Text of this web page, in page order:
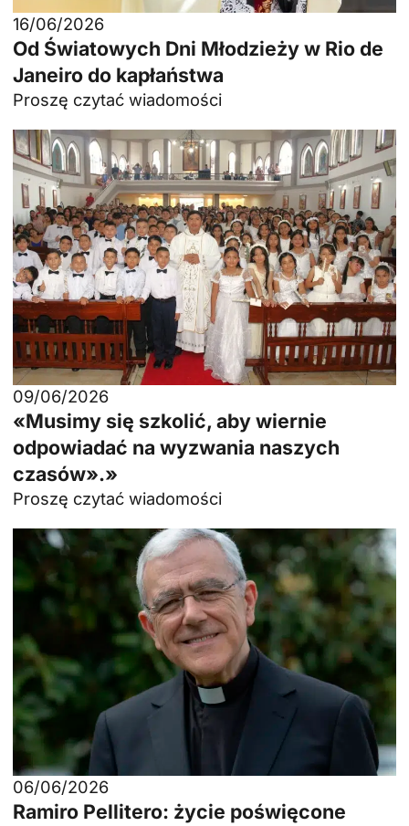
16/06/2026
Od Światowych Dni Młodzieży w Rio de
Janeiro do kapłaństwa
Proszę czytać wiadomości
09/06/2026
«Musimy się szkolić, aby wiernie
odpowiadać na wyzwania naszych
czasów».»
Proszę czytać wiadomości
06/06/2026
Ramiro Pellitero: życie poświęcone